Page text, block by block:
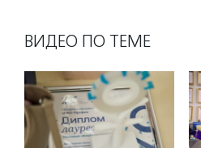
ВИДЕО ПО ТЕМЕ